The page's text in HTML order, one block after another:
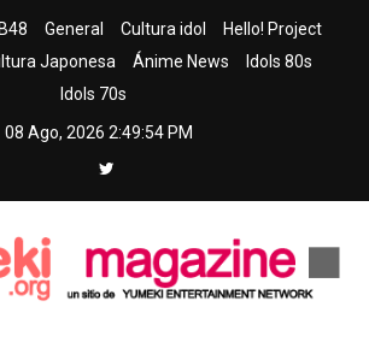
General Cultura idol
Hello! Project
Japonesa Ánime News
Idols 80s
Idols 70s
08 Ago, 2026 2:49:55 PM